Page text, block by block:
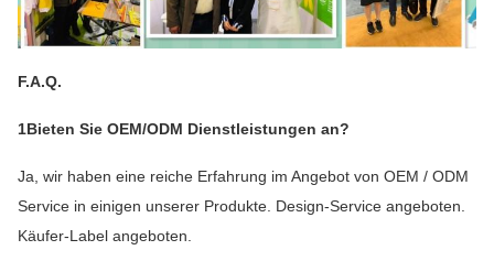
F.A.Q.
1Bieten Sie OEM/ODM Dienstleistungen an?
Ja, wir haben eine reiche Erfahrung im Angebot von OEM / ODM
Service in einigen unserer Produkte. Design-Service angeboten.
Käufer-Label angeboten.